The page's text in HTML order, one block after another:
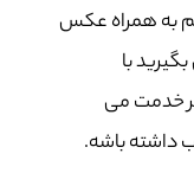
به همراه عکس
با
خدمت می
داشته باشه.